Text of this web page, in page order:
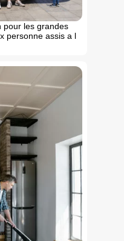
pour les grandes
personne assis a l